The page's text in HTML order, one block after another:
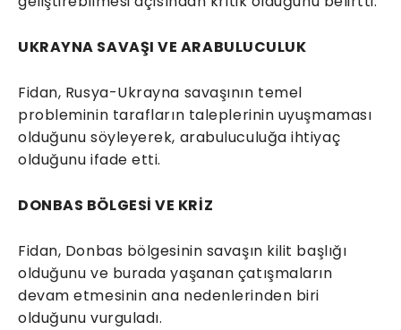
UKRAYNA SAVAŞI VE ARABULUCULUK
Fidan, Rusya-Ukrayna savaşının temel
probleminin tarafların taleplerinin uyuşmaması
olduğunu söyleyerek, arabuluculuğa ihtiyaç
olduğunu ifade etti.
DONBAS BÖLGESİ VE KRİZ
Fidan, Donbas bölgesinin savaşın kilit başlığı
olduğunu ve burada yaşanan çatışmaların
devam etmesinin ana nedenlerinden biri
olduğunu vurguladı.